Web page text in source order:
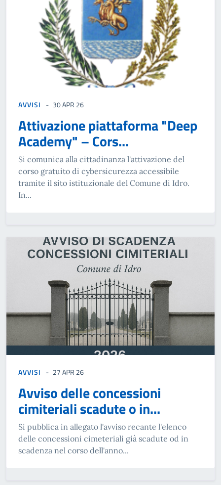
AVVISI 30 APR 26
Attivazione piattaforma "Deep
Academy" – Cors...
Si comunica alla cittadinanza l'attivazione del
corso gratuito di cybersicurezza accessibile
tramite il sito istituzionale del Comune di Idro.
In...
AVVISI 27 APR 26
Avviso delle concessioni
cimiteriali scadute o in...
Si pubblica in allegato l'avviso recante l'elenco
delle concessioni cimeteriali già scadute od in
scadenza nel corso dell'anno...